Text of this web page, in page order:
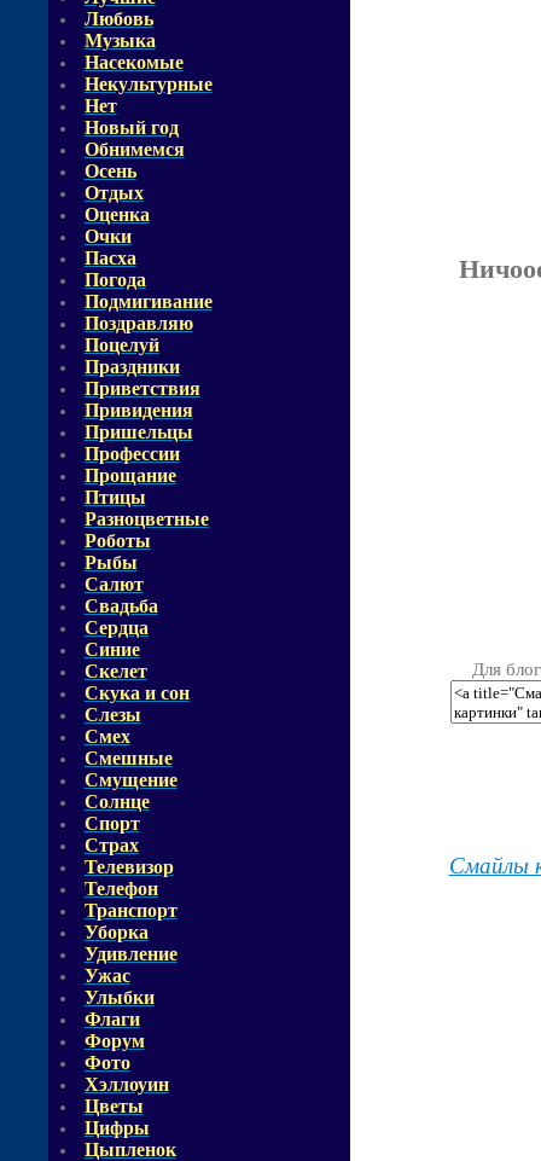
Любовь
Музыка
Насекомые
Некультурные
Нет
Новый год
Обнимемся
Осень
Отдых
Оценка
Очки
Пасха
Погода
Подмигивание
Поздравляю
Поцелуй
Праздники
Приветствия
Привидения
Пришельцы
Профессии
Прощание
Птицы
Разноцветные
Роботы
Рыбы
Салют
Свадьба
Сердца
Синие
Скелет
Скука и сон
Слезы
Смех
Смешные
Смущение
Солнце
Спорт
Страх
Телевизор
Телефон
Транспорт
Уборка
Удивление
Ужас
Улыбки
Флаги
Форум
Фото
Хэллоуин
Цветы
Цифры
Цыпленок
Для
Смайлы